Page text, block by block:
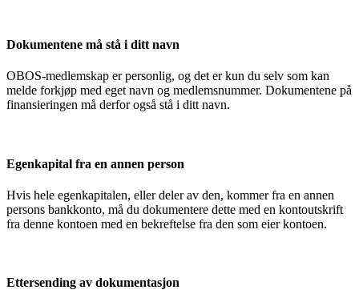
Dokumentene må stå i ditt navn
OBOS-medlemskap er personlig, og det er kun du selv som kan
melde forkjøp med eget navn og medlemsnummer. Dokumentene på
finansieringen må derfor også stå i ditt navn.
Egenkapital fra en annen person
Hvis hele egenkapitalen, eller deler av den, kommer fra en annen
persons bankkonto, må du dokumentere dette med en kontoutskrift
fra denne kontoen med en bekreftelse fra den som eier kontoen.
Ettersending av dokumentasjon